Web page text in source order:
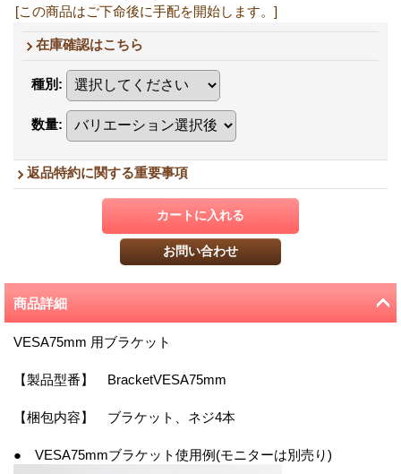
[この商品はご下命後に手配を開始します。]
在庫確認はこちら
種別 :
数量:
返品特約に関する重要事項
商品詳細
VESA75mm 用ブラケット
【製品型番】 BracketVESA75mm
【梱包内容】 ブラケット、ネジ4本
● VESA75mmブラケット使用例(モニターは別売り)